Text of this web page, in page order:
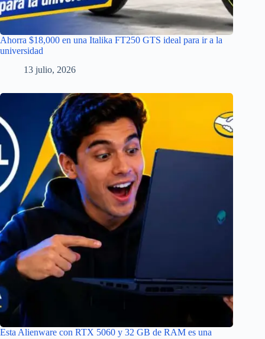
Ahorra $18,000 en una Italika FT250 GTS ideal para ir a la
universidad
13 julio, 2026
Esta Alienware con RTX 5060 y 32 GB de RAM es una